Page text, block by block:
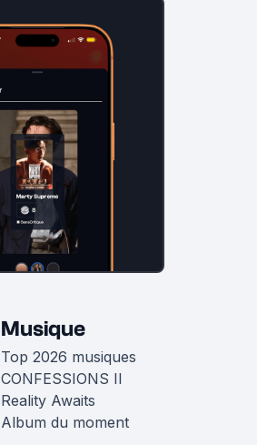
Musique
Top 2026 musiques
CONFESSIONS II
Reality Awaits
Album du moment